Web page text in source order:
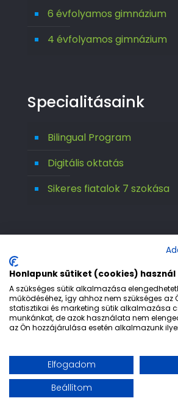
6 évfolyamos gimnázium
4 évfolyamos gimnázium
Specialitásaink
Bilingual Program
Digitális oktatás
Sikeres fiatalok 7 szokása
© 1992-2026 Európa 2000
Rights Reserved.
Etika
Adatvédelem
Jogi
Impresszum
Honlapunk sütiket (cookies) használ
A szükséges sütik alkalmazása
működéséhez, így ahhoz nem szükséges az
statisztikai és marketing sütik alkalmazása
munkánkat, de azok használata nem
az Ön hozzájárulása esetén alkalmazunk
Elfogadom
Beállítom